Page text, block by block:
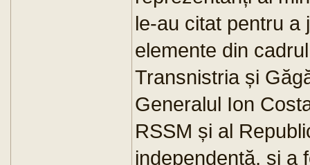
le-au citat pentru a
elemente din
Transnistria și
Generalul Ion
RSSM și al
independență, și a